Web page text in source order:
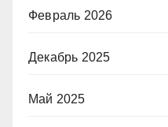
Февраль 2026
Декабрь 2025
Май 2025